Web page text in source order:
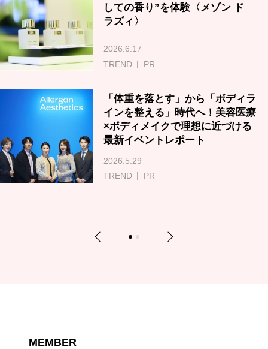
しての香り”を体験〈メゾン ド
ラズィ〉
2026.6.17
TREND
PR
「体重を落とす」から「ボディラ
インを整える」時代へ！美容医療
×ボディメイクで理想に近づける
最新イベントレポート
2026.5.29
TREND
PR
Previous 1 2 Next
MEMBER